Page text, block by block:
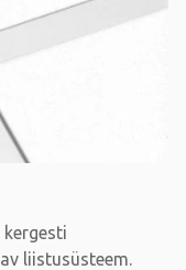
liistusüsteem.